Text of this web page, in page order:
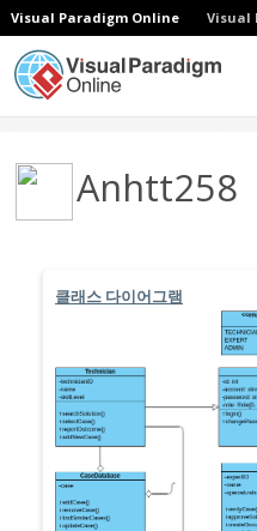
Visual Paradigm Online Visual
Anhtt258
클래스 다이어그램